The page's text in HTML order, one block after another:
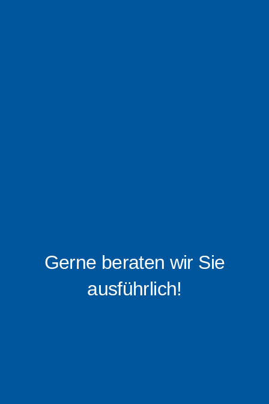
Gerne beraten wir Sie
ausführlich!